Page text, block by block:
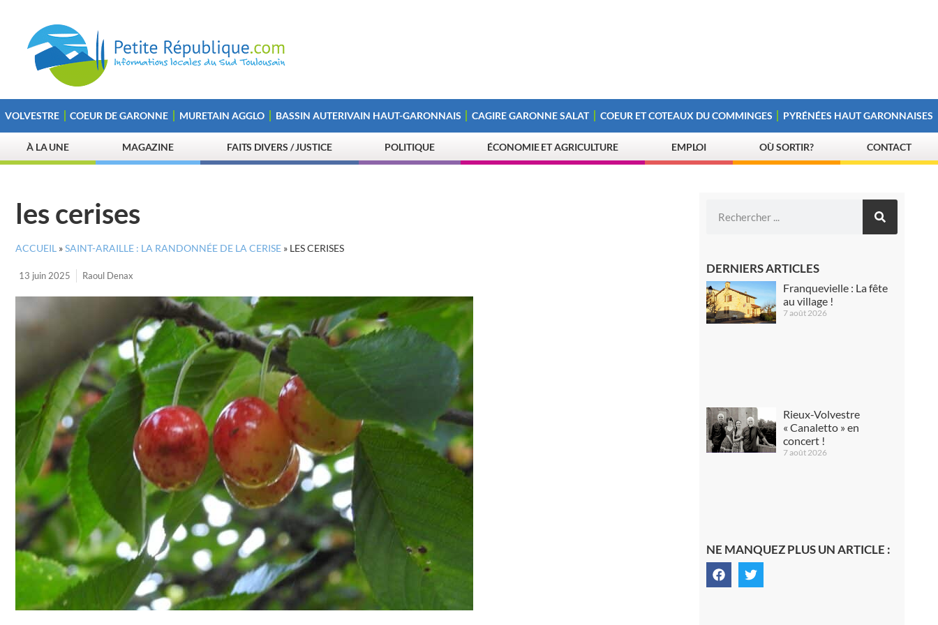
VOLVESTRE COEUR DE GARONNE MURETAIN AGGLO BASSIN AUTERIVAIN HAUT-GARONNAIS CAGIRE GARONNE SALAT COEUR ET COTEAUX DU COMMINGES PYRÉNÉES HAUT GARONNAISES
À LA UNE MAGAZINE FAITS DIVERS / JUSTICE POLITIQUE ÉCONOMIE ET AGRICULTURE EMPLOI OÙ SORTIR? CONTACT
les cerises
ACCUEIL »SAINT-ARAILLE : LA RANDONNÉE DE LA CERISE » LES CERISES
13 juin 2025 Raoul Denax DERNIERS ARTICLES
Franquevielle : La fête
au village !
7 août 2026
Rieux-Volvestre
« Canaletto » en
concert !
7 août 2026
NE MANQUEZ PLUS UN ARTICLE :